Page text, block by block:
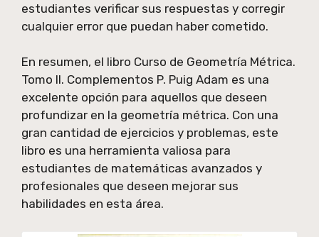
estudiantes verificar sus respuestas y corregir
cualquier error que puedan haber cometido.
En resumen, el libro Curso de Geometría Métrica.
Tomo II. Complementos P. Puig Adam es una
excelente opción para aquellos que deseen
profundizar en la geometría métrica. Con una
gran cantidad de ejercicios y problemas, este
libro es una herramienta valiosa para
estudiantes de matemáticas avanzados y
profesionales que deseen mejorar sus
habilidades en esta área.